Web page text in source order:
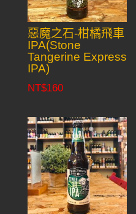
惡魔之石-柑橘飛車
IPA(Stone
Tangerine Express
IPA)
NT$160